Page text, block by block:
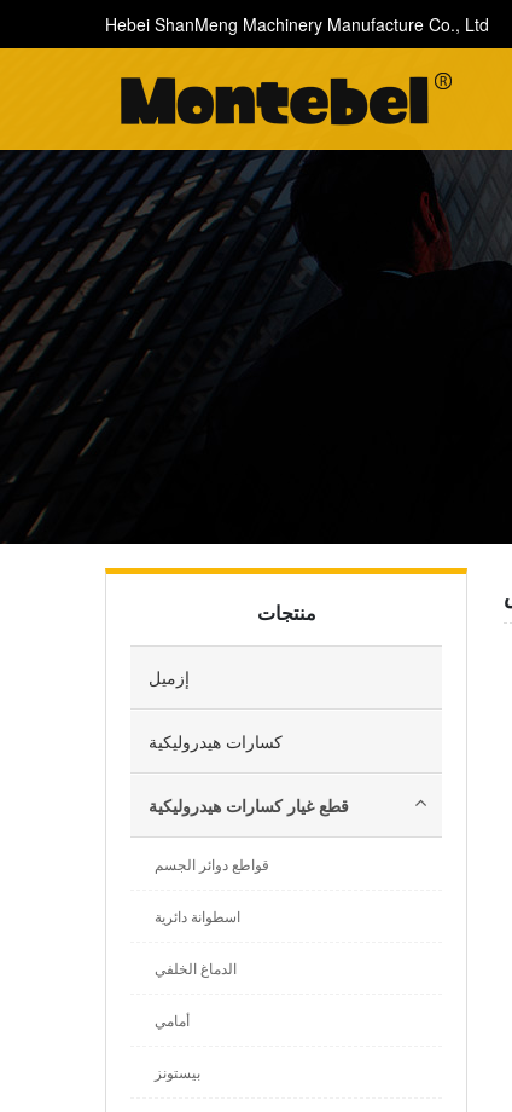
Hebei ShanMeng Machinery Manufacture Co., Ltd
منتجات
إزميل
كسارات هيدروليكية
قطع غيار كسارات هيدروليكية
قواطع دوائر الجسم
اسطوانة دائرية
الدماغ الخلفي
أمامي
بيستونز